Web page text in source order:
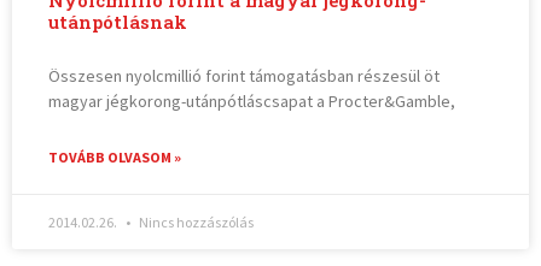
utánpótlásnak
Összesen nyolcmillió forint támogatásban részesül öt
magyar jégkorong-utánpótláscsapat a Procter&Gamble,
TOVÁBB OLVASOM »
2014.02.26. Nincs hozzászólás